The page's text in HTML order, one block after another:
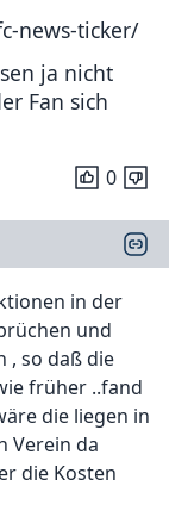
news-ticker/
ja nicht
Fan sich
0
in der
und
, so daß die
früher ..fand
die liegen in
Verein da
die Kosten